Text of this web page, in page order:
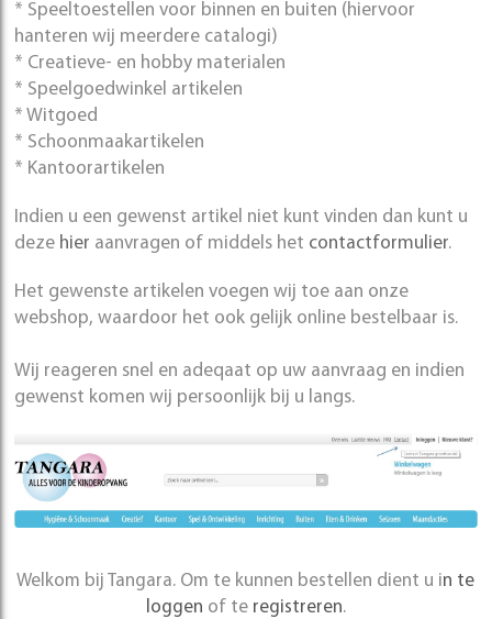
* Speeltoestellen voor binnen en buiten (hiervoor
hanteren wij meerdere catalogi)
* Creatieve- en hobby materialen
* Speelgoedwinkel artikelen
* Witgoed
* Schoonmaakartikelen
* Kantoorartikelen
Indien u een gewenst artikel niet kunt vinden dan kunt u
deze hier aanvragen of middels het contactformulier.
Het gewenste artikelen voegen wij toe aan onze
webshop, waardoor het ook gelijk online bestelbaar is.
Wij reageren snel en adeqaat op uw aanvraag en indien
gewenst komen wij persoonlijk bij u langs.
Welkom bij Tangara. Om te kunnen bestellen dient u in te
loggen of te registreren.